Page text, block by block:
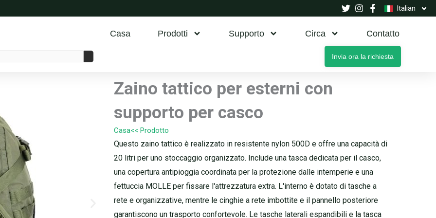
Italian
Casa Prodotti Supporto Circa Contatto
Invia ora la richiesta
Zaino tattico per esterni con
supporto per casco
Casa<< Prodotto
Questo zaino tattico è realizzato in resistente nylon 500D e offre una capacità di
20 litri per uno stoccaggio organizzato. Include una tasca dedicata per il casco,
una copertura antipioggia coordinata per la protezione dalle intemperie e una
fettuccia MOLLE per fissare l'attrezzatura extra. L'interno è dotato di tasche a
rete e organizzative, mentre le cinghie a rete imbottite e il pannello posteriore
garantiscono un trasporto confortevole. Le tasche laterali espandibili e la tasca